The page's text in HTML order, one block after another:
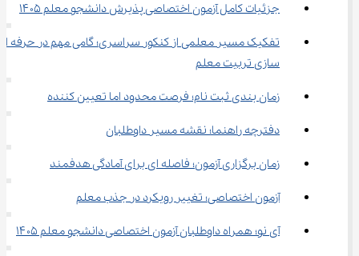
جزئیات کامل آزمون اختصاصی پذیرش دانشجو معلم ۱۴۰۵
سازی تربیت معلم
زمان ‌بندی ثبت‌ نام؛ فرصت محدود اما تعیین ‌کننده
دفترچه راهنما؛ نقشه مسیر داوطلبان
زمان برگزاری آزمون؛ فاصله ‌ای برای آمادگی هدفمند
آزمون اختصاصی؛ تغییر رویکرد در جذب معلم
آی ‌نو؛ همراه داوطلبان آزمون اختصاصی دانشجو معلم ۱۴۰۵